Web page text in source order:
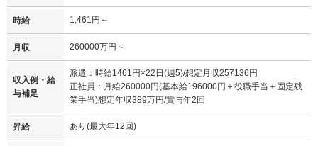
時給 1,461円～
月収 260000万円～
収入例・給
与補足
派遣：時給1461円×22日(週5)/想定月収257136円
正社員：月給260000円(基本給196000円＋役職手当＋固定残
業手当)想定年収389万円/賞与年2回
昇給 あり(最大年12回)